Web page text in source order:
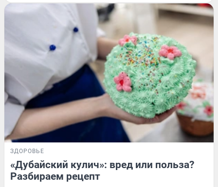
ЗДОРОВЬЕ
«Дубайский кулич»: вред или польза?
Разбираем рецепт